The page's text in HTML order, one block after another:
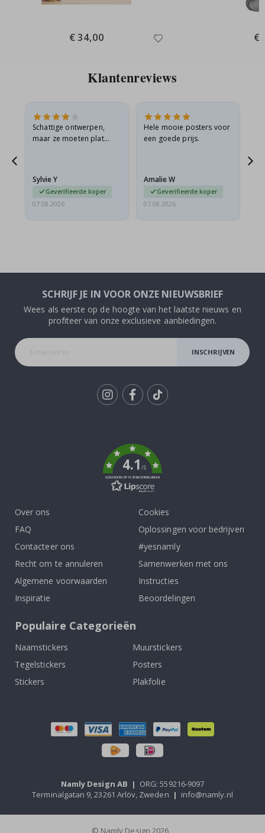
Special
Price
€ 34,00 €
Klantenreviews
Schattige ontwerpen,
maar ze moeten plat
beetje…
Sylvie Y
Geverifieerde koper
07.08.2026
Hele mooie posters voor
een goede prijs.
Amalie W
Geverifieerde koper
07.08.2026
SCHRIJF JE IN VOOR ONZE NIEUWSBRIEF
Wees als eerste op de hoogte van het laatste nieuws en
profiteer van onze exclusieve aanbiedingen.
INSCHRIJVEN
4.1/5
GEBASEERD OP 1030 BEOORDELINGEN
Over ons
FAQ
Contacteer ons
Recht om te annuleren
Algemene voorwaarden
Inspiratie
Cookies
Oplossingen voor bedrijven
#yesnamly
Samenwerken met ons
Instructies
Beoordelingen
Populaire Categorieën
Naamstickers
Muurstickers
Tegelstickers
Posters
Stickers
Plakfolie
Namly Design AB | ORG: 559216-9097
Terminalgatan 9, 23261 Arlöv, Zweden | info@namly.nl